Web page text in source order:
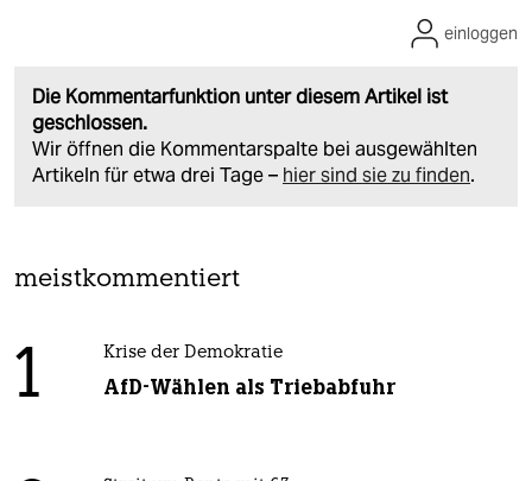
Die Kommentarfunktion unter diesem Artikel ist
geschlossen.
Wir öffnen die Kommentarspalte bei ausgewählten
Artikeln für etwa drei Tage – hier sind sie zu finden.
einloggen
meistkommentiert
1 Krise der Demokratie
AfD-Wählen als Triebabfuhr